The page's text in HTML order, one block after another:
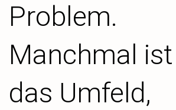
Problem.
Manchmal
das Umfeld,